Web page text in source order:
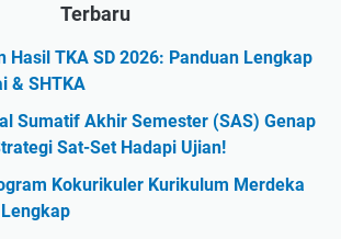
Terbaru
Hasil TKA SD 2026: Panduan Lengkap
& SHTKA
Sumatif Akhir Semester (SAS) Genap
Sat-Set Hadapi Ujian!
Kokurikuler Kurikulum Merdeka